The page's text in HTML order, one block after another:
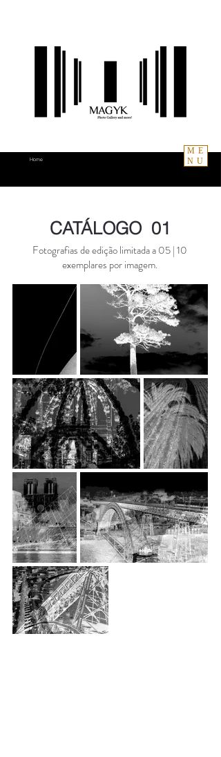
Home
ME
NU
CATÁLOGO 01
Fotografias de edição limitada a 05 | 10
exemplares por imagem.